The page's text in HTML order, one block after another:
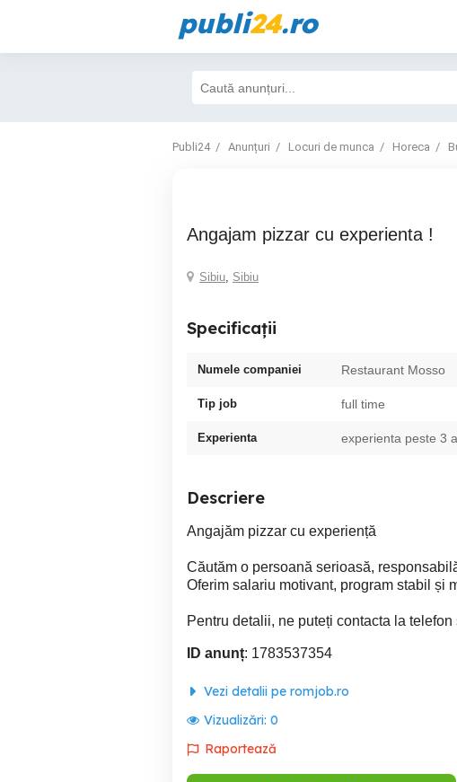
publi24.ro
Publi24 Anunțuri Locuri de munca Horeca
Angajam pizzar cu experienta !
Sibiu, Sibiu
Specificații
Numele companiei Restaurant Mosso
Tip job full time
Experienta experienta peste 3
Descriere
Angajăm pizzar cu experiență
Căutăm o persoană serioasă,
Oferim salariu motivant, program stabil și
Pentru detalii, ne puteți contacta la
ID anunț: 1783537354
Vezi detalii pe romjob.ro
Vizualizări: 0
Raportează